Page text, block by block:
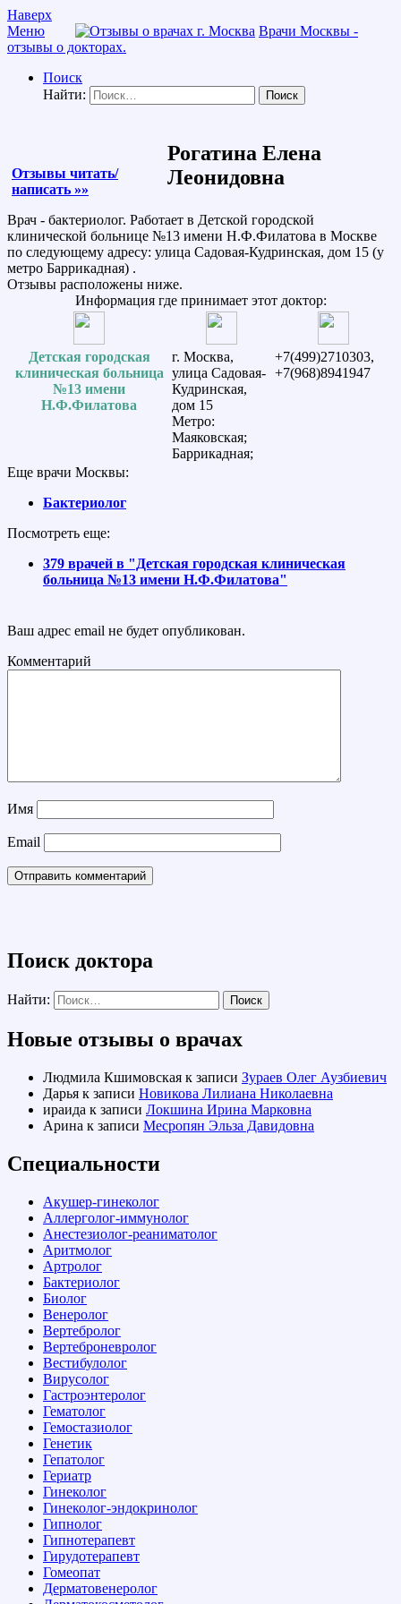
Наверх
Меню
Врачи Москвы -
отзывы о докторах.
Поиск
Найти:
Отзывы читать/
написать »»
Рогатина Елена
Леонидовна
Врач - бактериолог. Работает в Детской городской
клинической больнице №13 имени Н.Ф.Филатова в Москве
по следующему адресу: улица Садовая-Кудринская, дом 15 (у
метро Баррикадная) .
Отзывы расположены ниже.
Информация где принимает этот доктор:
Детская городская
клиническая больница
№13 имени
Н.Ф.Филатова
г. Москва,
улица Садовая-
Кудринская,
дом 15
Метро:
Маяковская;
Баррикадная;
+7(499)2710303,
+7(968)8941947
Еще врачи Москвы:
Бактериолог
Посмотреть еще:
379 врачей в "Детская городская клиническая
больница №13 имени Н.Ф.Филатова"
Ваш адрес email не будет опубликован.
Комментарий
Имя
Email
Поиск доктора
Найти:
Новые отзывы о врачах
Людмила Кшимовская к записи Зураев Олег Аузбиевич
Дарья к записи Новикова Лилиана Николаевна
ираида к записи Локшина Ирина Марковна
Арина к записи Месропян Эльза Давидовна
Специальности
Акушер-гинеколог
Аллерголог-иммунолог
Анестезиолог-реаниматолог
Аритмолог
Артролог
Бактериолог
Биолог
Венеролог
Вертебролог
Вертеброневролог
Вестибулолог
Вирусолог
Гастроэнтеролог
Гематолог
Гемостазиолог
Генетик
Гепатолог
Гериатр
Гинеколог
Гинеколог-эндокринолог
Гипнолог
Гипнотерапевт
Гирудотерапевт
Гомеопат
Дерматовенеролог